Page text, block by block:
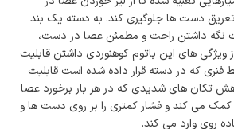
دست ها جلوگیری کند. به دسته یک بند
نگه‌ داشتن راحت و مطمئن عصا در دست،
های این باتوم کوهنوردی داشتن قابلیت
که در دسته قرار داده شده است قابلیت
تکان های شدیدی که در هر بار برخورد عصا
کمک می کند و فشار کمتری را بر روی دست ها و
روی وارد می کند.